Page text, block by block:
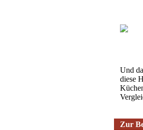
Und
diese
Zur